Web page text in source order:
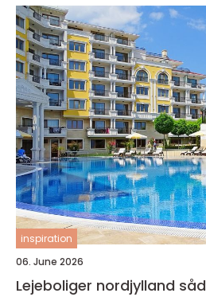
inspiration
06. June 2026
Lejeboliger nordjylland sådan finder du den